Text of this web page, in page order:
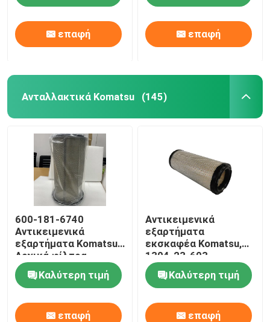
επαφή επαφή
Ανταλλακτικά Komatsu (145)
600-181-6740
Αντικειμενικά
εξαρτήματα Komatsu
Αρχικά φίλτρα
αυτοκινήτων και
κατασκευαστικών
μηχανών
Καλύτερη τιμή
επαφή
Αντικειμενικά
εξαρτήματα
εκσκαφέα Komatsu,
1304-23-603
Συγκρότημα φίλτρου
αέρα εκσκαφέα
Καλύτερη τιμή
επαφή